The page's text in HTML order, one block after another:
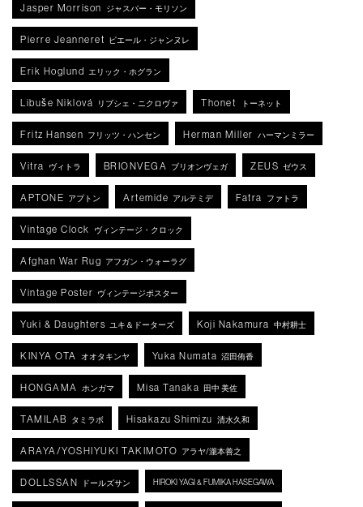
Jasper Morrison ジャスパー・モリソン
Pierre Jeanneret ピエール・ジャンヌレ
Erik Hoglund エリック・ホグラン
Libuše Niklová リブシェ・ニクロヴァ Thonet トーネット
Fritz Hansen フリッツ・ハンセン Herman Miller ハーマンミラー
Vitra ヴィトラ BRIONVEGA ブリオンヴェガ ZEUS ゼウス
APTONE アプトン Artemide アルテミデ Fatra ファトラ
Vintage Clock ヴィンテージ・クロック
Afghan War Rug アフガン・ウォーラグ
Vintage Poster ヴィンテージポスター
Yuki & Daughters ユキ＆ドーターズ Koji Nakamura 中村耕士
KINYA OTA オオタキンヤ Yuka Numata 沼田侑香
HONGAMA ホンガマ Misa Tanaka 田中 美佐
TAMILAB タミラボ Hisakazu Shimizu 清水久和
ARAYA/YOSHIYUKI TAKIMOTO アラヤ/瀧本善之
DOLLSSAN ドールズサン HIROKI YAGI & FUMIKA HASEGAWA